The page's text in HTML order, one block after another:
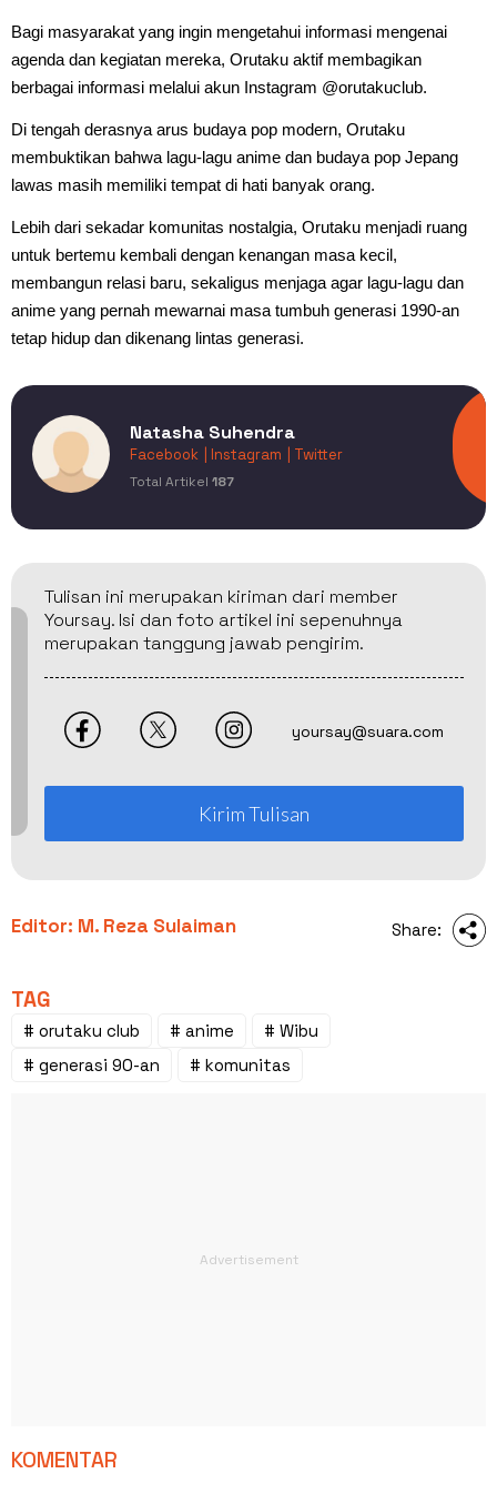
Bagi masyarakat yang ingin mengetahui informasi mengenai
agenda dan kegiatan mereka, Orutaku aktif membagikan
berbagai informasi melalui akun Instagram @orutakuclub.
Di tengah derasnya arus budaya pop modern, Orutaku
membuktikan bahwa lagu-lagu anime dan budaya pop Jepang
lawas masih memiliki tempat di hati banyak orang.
Lebih dari sekadar komunitas nostalgia, Orutaku menjadi ruang
untuk bertemu kembali dengan kenangan masa kecil,
membangun relasi baru, sekaligus menjaga agar lagu-lagu dan
anime yang pernah mewarnai masa tumbuh generasi 1990-an
tetap hidup dan dikenang lintas generasi.
Natasha Suhendra
Facebook | Instagram | Twitter
Total Artikel 187
Tulisan ini merupakan kiriman dari member
Yoursay. Isi dan foto artikel ini sepenuhnya
merupakan tanggung jawab pengirim.
yoursay@suara.com
Kirim Tulisan
Editor: M. Reza Sulaiman Share:
TAG
# orutaku club # anime
# Wibu
# generasi 90-an
# komunitas
KOMENTAR